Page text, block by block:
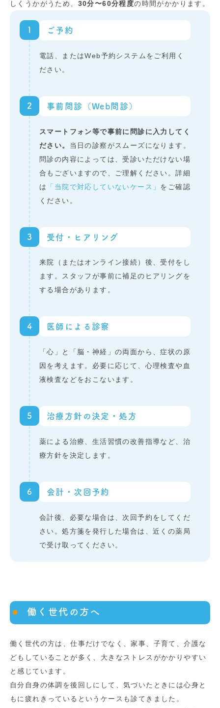
しくうかがうため、 30分〜60分程度の時間がかかります。
1 ご予約
電話、またはWeb予約システムをご利用く
ださい。
2 事前問診（Web問診）
スマートフォン等で事前に問診に入力してく
ださい。 当日の診察がスムーズになります。
問診の内容によっては、受診いただけない場
合もございますので、ご理解ください。詳細
は
「当院で対応していないケース」 をご確認
ください。
3 受付・ヒアリング
来院（またはオンライン接続）後、受付をし
ます。スタッフが事前に補足のヒアリングを
する場合があります。
4 医師による診察
「心」と「脳・神経」の両面から、症状の原
因を考えます。必要に応じて、心理検査や血
液検査などをおこないます。
5 治療方針の決定・処方
薬による治療、生活習慣の改善指導など、治
療方針を決定します。
6 会計・次回予約
会計後、必要な場合は、次回予約をしてくだ
さい。処方箋を発行した場合は、近くの薬局
で受け取ってください。
働く世代の方へ
働く世代の方は、仕事だけでなく、家事、子育て、介護な
どもしていることが多く、大きなストレスがかかりやすい
と感じています。
自分自身の体調を後回しにして、気づいたときには心身と
もに疲れきっているというケースも診てきました。